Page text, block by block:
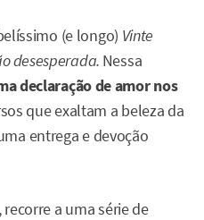
(e longo) Vinte
desesperada. Nessa
declaração de amor nos
que exaltam a beleza da
entrega e devoção
a uma série de